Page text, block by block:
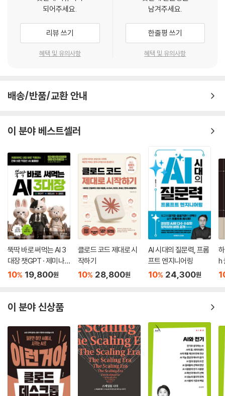
되어주세요.
리뷰 쓰기
혜택 및 유의사항
남겨주세요.
한줄평 쓰기
혜택 및 유의사항
배송/반품/교환 안내
이 분야 베스트셀러
뚝딱 바로 써먹는 AI 3
대장 챗GPT · 제미나
이 · 클로드
10% 19,800원
클로드 코드 제대로 시
작하기
10% 28,800원
AI 시대의 질문력, 프롬
프트 엔지니어링
10% 24,300원
h
이 분야 신상품